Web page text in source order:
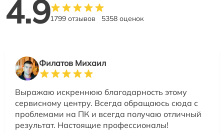
4.91799 отзывов 5358 оценок
Филатов Михаил
Выражаю искреннюю благодарность этому
сервисному центру. Всегда обращаюсь сюда с
проблемами на ПК и всегда получаю отличный
результат. Настоящие профессионалы!